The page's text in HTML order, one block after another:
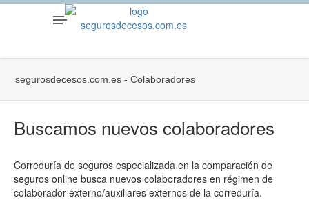
segurosdecesos.com.es - Colaboradores
Buscamos nuevos colaboradores
Correduría de seguros especializada en la comparación de
seguros online busca nuevos colaboradores en régimen de
colaborador externo/auxiliares externos de la correduría.